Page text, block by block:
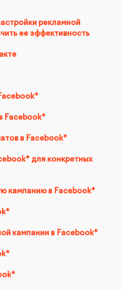
рекламной
ее эффективность
Facebook*
в Facebook*
для конкретных
кампанию в Facebook*
кампании в Facebook*